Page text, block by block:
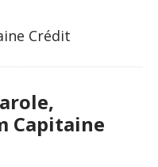
Crédit
Capitaine